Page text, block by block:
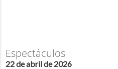
Espectáculos
22 de abril de 2026